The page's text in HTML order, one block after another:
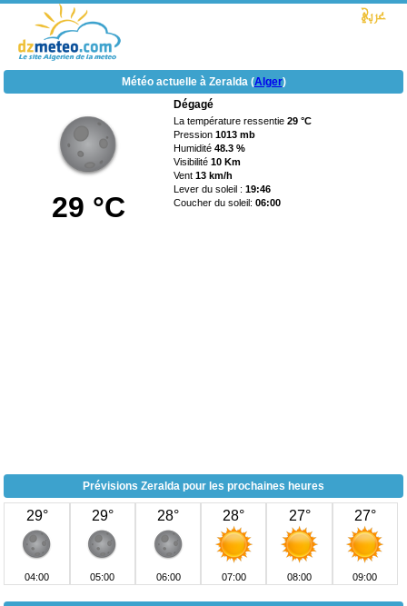
Météo actuelle à Zeralda (Alger)
29 °C
Dégagé
La température ressentie29 °C
Pression1013 mb
Humidité48.3 %
Visibilité10 Km
Vent13 km/h
Lever du soleil :19:46
Coucher du soleil:06:00
Prévisions Zeralda pour les prochaines heures
29°
04:00
29°
05:00
28°
06:00
28°
07:00
27°
08:00
27°
09:00